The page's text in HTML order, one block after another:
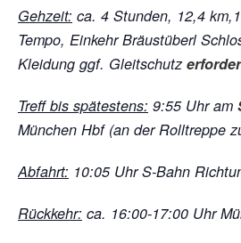
Gehzeit: ca. 4 Stunden, 12,4 km,
Tempo, Einkehr Bräustüberl
Kleidung ggf. Gleitschutz
Treff bis spätestens: 9:55 Uhr am
München Hbf (an der Rolltreppe
Abfahrt: 10:05 Uhr S-Bahn
Rückkehr: ca. 16:00-17:00 Uhr